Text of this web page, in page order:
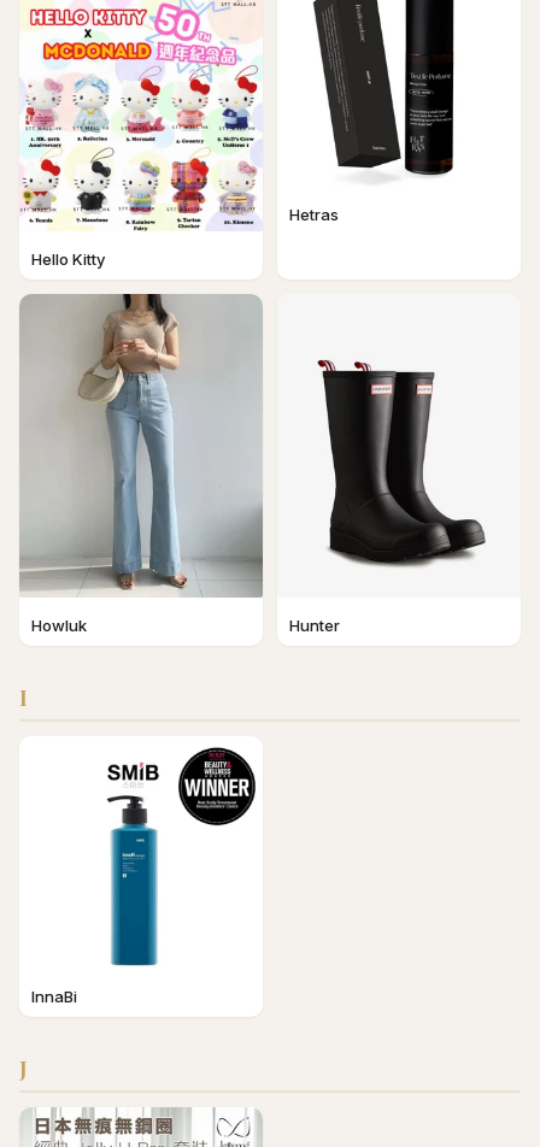
Hello Kitty
Hetras
Howluk Hunter
I
InnaBi
J